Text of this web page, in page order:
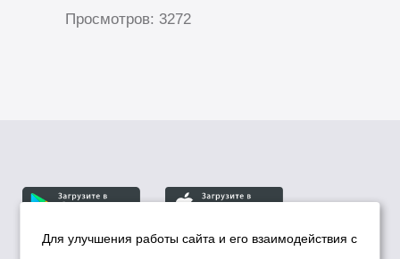
Просмотров: 3272
Для улучшения работы сайта и его взаимодействия с